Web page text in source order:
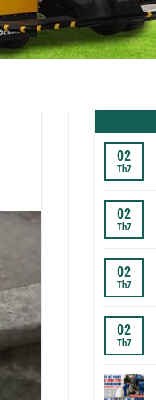
02
Th7
02
Th7
02
Th7
02
Th7